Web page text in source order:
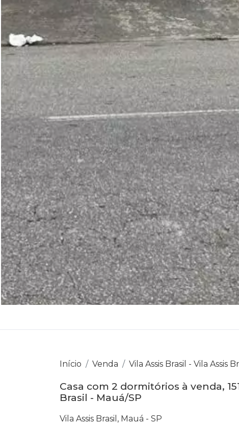
Início Venda Vila Assis Brasil - Vila Assis
Casa com 2 dormitórios à venda,
Brasil - Mauá/SP
Vila Assis Brasil, Mauá - SP